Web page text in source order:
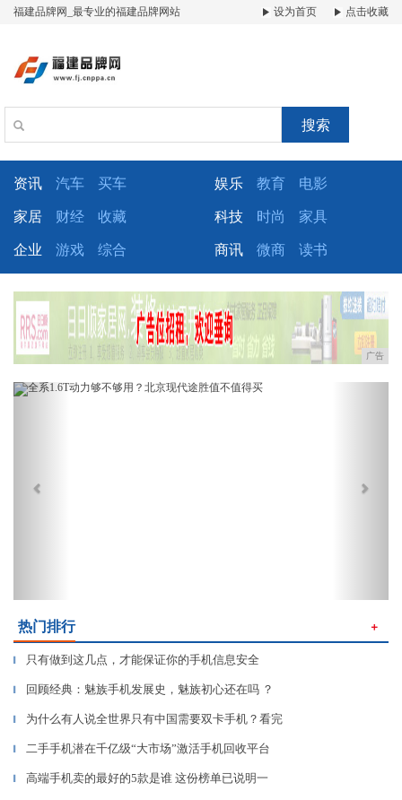
福建品牌网_最专业的福建品牌网站 设为首页 点击收藏
搜索
资讯 汽车 买车 娱乐 教育 电影
家居 财经 收藏 科技 时尚 家具
企业 游戏 综合 商讯 微商 读书
广告
Previous
热门排行 ＋
▎ 只有做到这几点，才能保证你的手机信息安全
▎ 回顾经典：魅族手机发展史，魅族初心还在吗 ？
▎ 为什么有人说全世界只有中国需要双卡手机？看完
▎ 二手手机潜在千亿级“大市场”激活手机回收平台
▎ 高端手机卖的最好的5款是谁 这份榜单已说明一